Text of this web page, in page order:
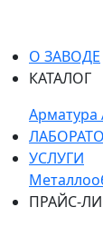
О ЗАВОДЕ
КАТАЛОГ
Арматура
УСЛУГИ
ПРАЙС-